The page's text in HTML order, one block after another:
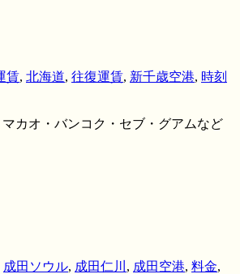
賃, 北海道, 往復運賃, 新千歳空港, 時刻
カオ・バンコク・セブ・グアムなど
成田ソウル, 成田仁川 , 成田空港, 料金,